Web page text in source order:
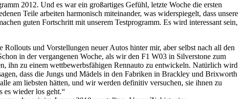
2012. Und es war ein großartiges Gefühl, letzte Woche die ersten
Teile arbeiten harmonisch miteinander, was widerspiegelt, dass unsere
guten Fortschritt mit unserem Testprogramm. Es wird interessant sein,
und Vorstellungen neuer Autos hinter mir, aber selbst nach all den
in der vergangenen Woche, als wir den F1 W03 in Silverstone zum
ihn zu einem wettbewerbsfähigen Rennauto zu entwickeln. Natürlich wird
dass die Jungs und Mädels in den Fabriken in Brackley und Brixworth
am liebsten hätten, und wir werden definitiv versuchen, sie ihnen zu
es wieder los geht.“